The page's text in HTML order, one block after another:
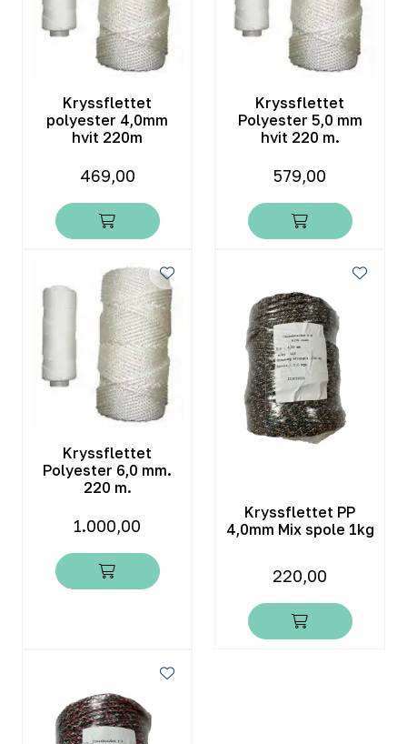
Kryssflettet
polyester 4,0mm
hvit 220m
469,00
Kryssflettet
Polyester 5,0 mm
hvit 220 m.
579,00
Kryssflettet
Polyester 6,0 mm.
220 m.
1.000,00
Kryssflettet PP
4,0mm Mix spole 1kg
220,00